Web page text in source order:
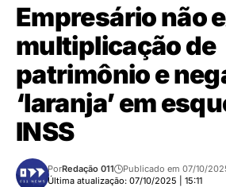
Empresário não
multiplicação de
patrimônio e
‘laranja’ em
INSS
Última atualização: 07/10/2025 | 15:11
PorRedação 011 Publicado em 07/10/